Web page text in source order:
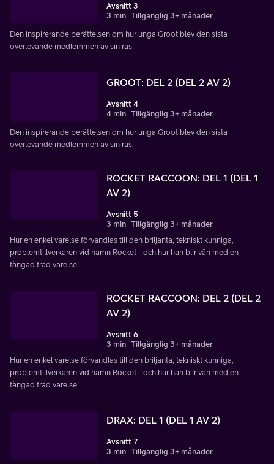
Avsnitt 3
3 min Tillgänglig 3+ månader
Den inspirerande berättelsen om hur unga Groot blev den sista
överlevande medlemmen av sin ras.
GROOT: DEL 2 (DEL 2 AV 2)
Avsnitt 4
4 min Tillgänglig 3+ månader
Den inspirerande berättelsen om hur unga Groot blev den sista
överlevande medlemmen av sin ras.
ROCKET RACCOON: DEL 1 (DEL 1
AV 2)
Avsnitt 5
3 min Tillgänglig 3+ månader
Hur en enkel varelse förvandlas till den briljanta, tekniskt kunniga,
problemtillverkaren vid namn Rocket - och hur han blir vän med en
fångad träd varelse.
ROCKET RACCOON: DEL 2 (DEL 2
AV 2)
Avsnitt 6
3 min Tillgänglig 3+ månader
Hur en enkel varelse förvandlas till den briljanta, tekniskt kunniga,
problemtillverkaren vid namn Rocket - och hur han blir vän med en
fångad träd varelse.
DRAX: DEL 1 (DEL 1 AV 2)
Avsnitt 7
3 min Tillgänglig 3+ månader